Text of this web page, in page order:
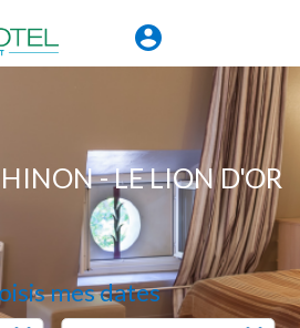
- LE LION D'OR
mes dates